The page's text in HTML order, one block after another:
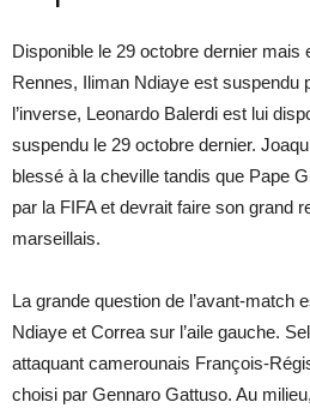
Disponible le 29 octobre dernier mais
Rennes, Iliman Ndiaye est suspendu
l’inverse, Leonardo Balerdi est lui
suspendu le 29 octobre dernier.
blessé à la cheville tandis que Pape
par la FIFA et devrait faire son grand
marseillais.
La grande question de l’avant-match
Ndiaye et Correa sur l’aile gauche.
attaquant camerounais François-
choisi par Gennaro Gattuso. Au